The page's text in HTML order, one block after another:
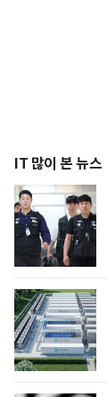
IT 많이 본 뉴스